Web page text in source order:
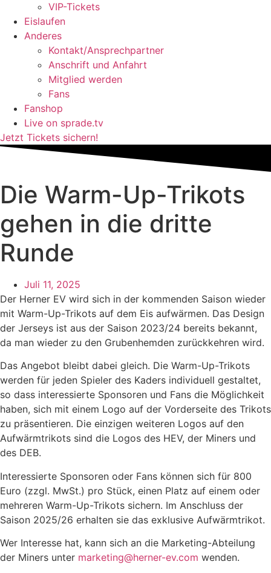
VIP-Tickets
Eislaufen
Anderes
Kontakt/Ansprechpartner
Anschrift und Anfahrt
Mitglied werden
Fans
Fanshop
Live on sprade.tv
Jetzt Tickets sichern!
Die Warm-Up-Trikots
gehen in die dritte
Runde
Juli 11, 2025
Der Herner EV wird sich in der kommenden Saison wieder
mit Warm-Up-Trikots auf dem Eis aufwärmen. Das Design
der Jerseys ist aus der Saison 2023/24 bereits bekannt,
da man wieder zu den Grubenhemden zurückkehren wird.
Das Angebot bleibt dabei gleich. Die Warm-Up-Trikots
werden für jeden Spieler des Kaders individuell gestaltet,
so dass interessierte Sponsoren und Fans die Möglichkeit
haben, sich mit einem Logo auf der Vorderseite des Trikots
zu präsentieren. Die einzigen weiteren Logos auf den
Aufwärmtrikots sind die Logos des HEV, der Miners und
des DEB.
Interessierte Sponsoren oder Fans können sich für 800
Euro (zzgl. MwSt.) pro Stück, einen Platz auf einem oder
mehreren Warm-Up-Trikots sichern. Im Anschluss der
Saison 2025/26 erhalten sie das exklusive Aufwärmtrikot.
Wer Interesse hat, kann sich an die Marketing-Abteilung
der Miners unter marketing@herner-ev.com wenden.